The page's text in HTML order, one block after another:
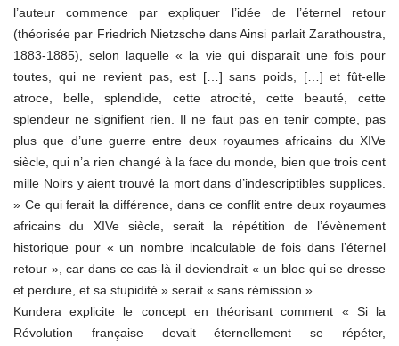
l’auteur commence par expliquer l’idée de l’éternel retour
(théorisée par Friedrich Nietzsche dans Ainsi parlait Zarathoustra,
1883-1885), selon laquelle « la vie qui disparaît une fois pour
toutes, qui ne revient pas, est […] sans poids, […] et fût-elle
atroce, belle, splendide, cette atrocité, cette beauté, cette
splendeur ne signifient rien. Il ne faut pas en tenir compte, pas
plus que d’une guerre entre deux royaumes africains du XIVe
siècle, qui n’a rien changé à la face du monde, bien que trois cent
mille Noirs y aient trouvé la mort dans d’indescriptibles supplices.
» Ce qui ferait la différence, dans ce conflit entre deux royaumes
africains du XIVe siècle, serait la répétition de l’évènement
historique pour « un nombre incalculable de fois dans l’éternel
retour », car dans ce cas-là il deviendrait « un bloc qui se dresse
et perdure, et sa stupidité » serait « sans rémission ».
Kundera explicite le concept en théorisant comment « Si la
Révolution française devait éternellement se répéter,